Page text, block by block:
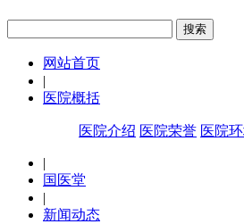
网站首页
|
医院概括
医院介绍 医院荣誉 医院
|
国医堂
|
新闻动态